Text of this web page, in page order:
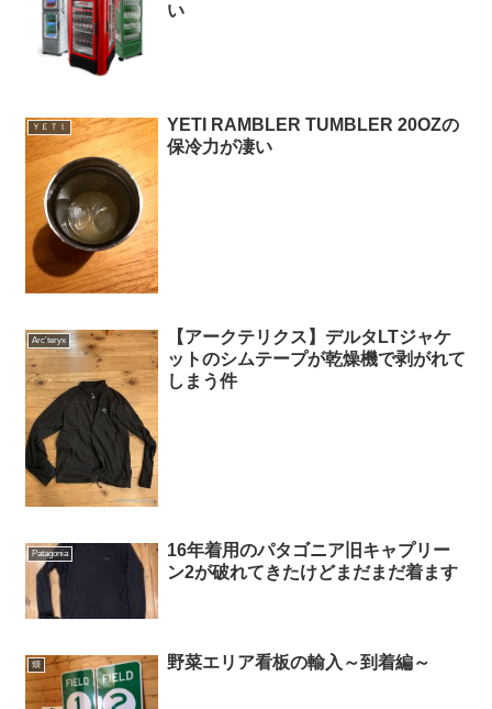
い
ＹＥＴＩ
YETI RAMBLER TUMBLER 20OZの
保冷力が凄い
Arc'teryx
【アークテリクス】デルタLTジャケ
ットのシムテープが乾燥機で剥がれて
しまう件
Patagonia
16年着用のパタゴニア旧キャプリー
ン2が破れてきたけどまだまだ着ます
畑 野菜エリア看板の輸入～到着編～